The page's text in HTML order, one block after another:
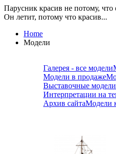
Парусник красив не потому, что
Он летит, потому что красив...
Home
Модели
Галерея - все модели
Модели в продаже
Выставочные модели
Интерпретации на
Архив сайтаМодели